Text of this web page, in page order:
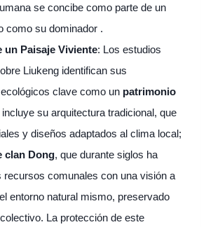
se concibe como parte de un
como su dominador .
un Paisaje Viviente: Los estudios
Liukeng identifican sus
clave como un patrimonio
su arquitectura tradicional, que
y diseños adaptados al clima local;
clan Dong, que durante siglos ha
recursos comunales con una visión a
entorno natural mismo, preservado
La protección de este